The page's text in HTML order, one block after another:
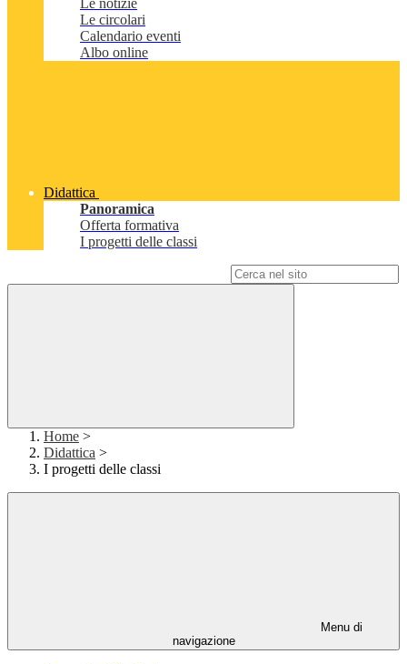
Le notizie
Le circolari
Calendario eventi
Albo online
Didattica
Panoramica
Offerta formativa
I progetti delle classi
Home >
Didattica >
I progetti delle classi
Menu di
navigazione